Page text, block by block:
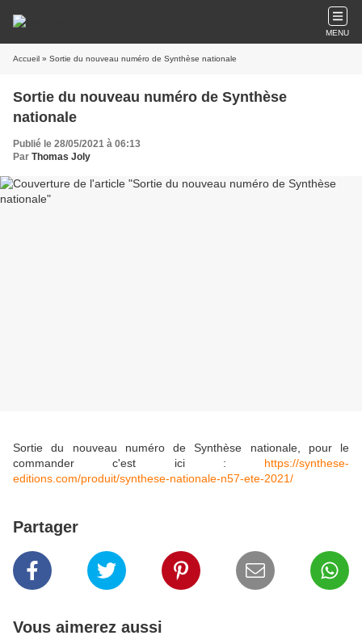
MENU
Accueil » Sortie du nouveau numéro de Synthèse nationale
Sortie du nouveau numéro de Synthèse
nationale
Publié le 28/05/2021 à 06:13
Par Thomas Joly
Sortie du nouveau numéro de Synthèse nationale, pour le
commander c'est ici : https://synthese-
editions.com/produit/synthese-nationale-n57-ete-2021/
Partager
Vous aimerez aussi